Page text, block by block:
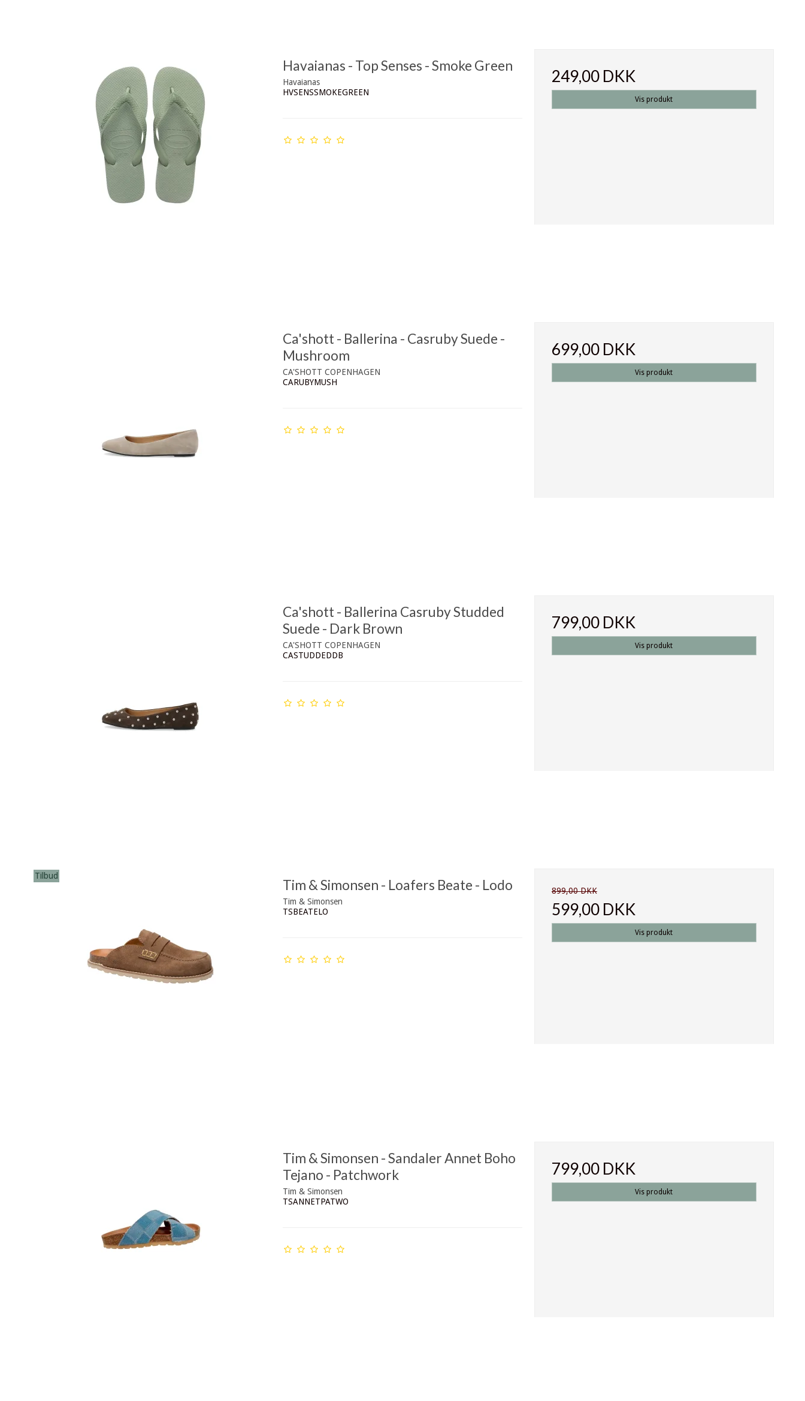
Havaianas - Top Senses - Smoke Green
Havaianas
HVSENSSMOKEGREEN
249,00 DKK
Vis produkt
Ca'shott - Ballerina - Casruby Suede -
Mushroom
CA'SHOTT COPENHAGEN
CARUBYMUSH
699,00 DKK
Vis produkt
Ca'shott - Ballerina Casruby Studded
Suede - Dark Brown
CA'SHOTT COPENHAGEN
CASTUDDEDDB
799,00 DKK
Vis produkt
Tilbud
Tim & Simonsen - Loafers Beate - Lodo
Tim & Simonsen
TSBEATELO
899,00 DKK
599,00 DKK
Vis produkt
Tim & Simonsen - Sandaler Annet Boho
Tejano - Patchwork
Tim & Simonsen
TSANNETPATWO
799,00 DKK
Vis produkt